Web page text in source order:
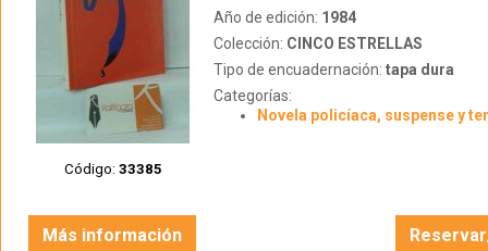
Código: 33385
Año de edición: 1984
Colección: CINCO ESTRELLAS
Tipo de encuadernación: tapa dura
Categorías:
Novela policíaca, suspense y
Más información